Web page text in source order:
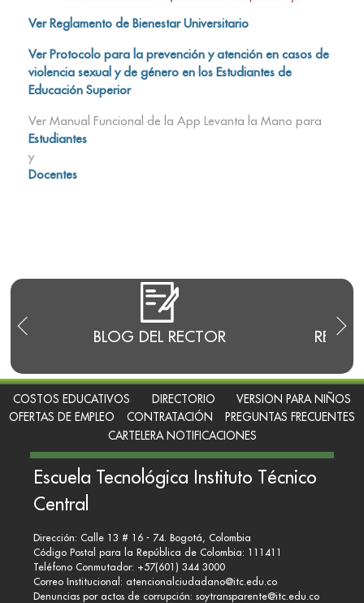
BLOG DEL RECTOR
Ver Reglamento de Bienestar Universitario
Ver Protocolo para la prevención y atención en casos de
violencia sexual y de género en los Estudiantes de
Educación Superior
Ver Manual Funcional de la App Levanta la Mano para
Estudiantes
y
Docentes
COSTOS EDUCATIVOS DIRECTORIO
VERSION PARA NIÑOS
OFERTAS DE EMPLEO
CONTRATACIÓN
PREGUNTAS FRECUENTES
CARTELERA NOTIFICACIONES
Escuela Tecnológica Instituto Técnico
Central
Dirección: Calle 13 # 16 - 74. Bogotá, Colombia
Código Postal para la República de Colombia: 111411
Teléfono Conmutador: +57(601) 344 3000
Correo Institucional: atencionalciudadano@itc.edu.co
Denuncias por actos de corrupción: soytransparente@itc.edu.co